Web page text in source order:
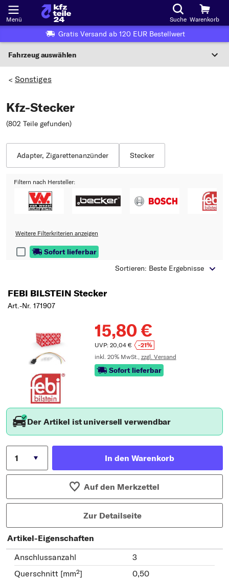
Menü Suche Warenkorb
Gratis Versand ab 120 EUR Bestellwert
Fahrzeug auswählen
Wo finde ich die?
Oder Fahrzeugauswahl nach Kriterien:
Hersteller wählen
Modell wählen
Typ wählen
> Sonstiges
Kfz-Stecker
(802 Teile gefunden)
Adapter, Zigarettenanzünder Stecker
Filtern nach Hersteller:
Weitere Filterkriterien anzeigen
Sofort lieferbar
Sortieren: Beste Ergebnisse
FEBI BILSTEIN Stecker
Art.-Nr. 171907
15,80 €
UVP: 20,04 €
-21%
inkl. 20% MwSt., zzgl. Versand
Sofort lieferbar
Der Artikel ist universell verwendbar
In den Warenkorb
Auf den Merkzettel
Zur Detailseite
Artikel-Eigenschaften
Anschlussanzahl
3
Querschnitt [mm²]
0,50